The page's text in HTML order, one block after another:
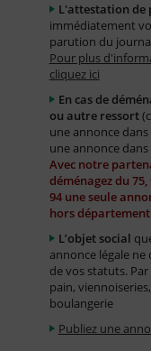
L'attestation de
immédiatement
parution du
Pour plus
cliquez ici
En cas de
ou autre ressort
une annonce
une annonce
Avec notre
déménagez du 75,
94 une seule
hors
L’objet social
annonce légale ne
de vos statuts.
pain,
boulangerie
Publiez une